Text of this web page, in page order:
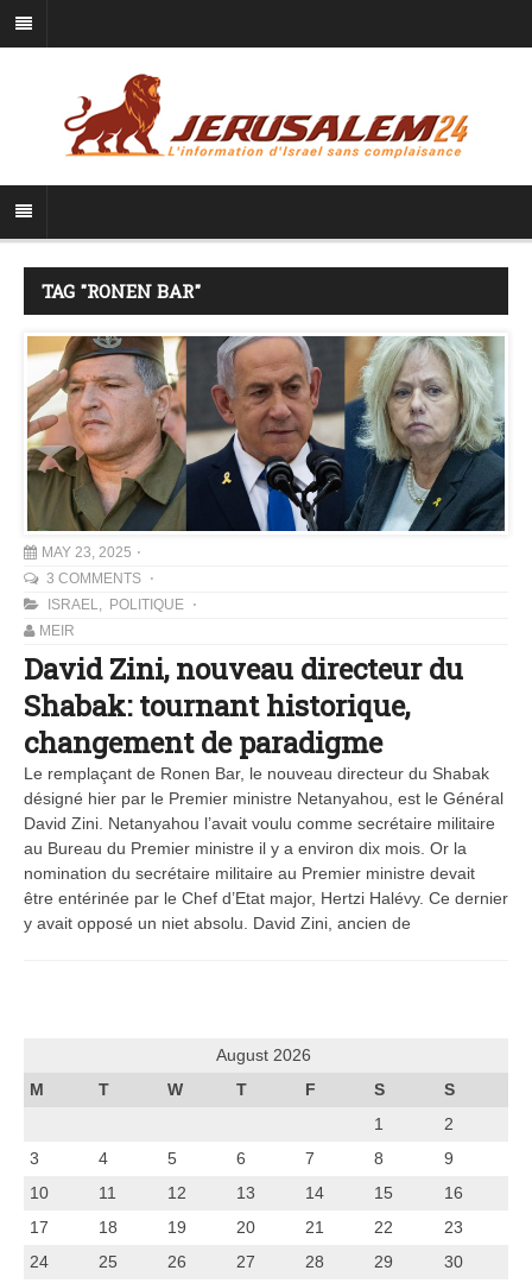
TAG "RONEN BAR"
MAY 23, 2025
3 COMMENTS
ISRAEL, POLITIQUE
MEIR
David Zini, nouveau directeur du
Shabak: tournant historique,
changement de paradigme
Le remplaçant de Ronen Bar, le nouveau directeur du Shabak
désigné hier par le Premier ministre Netanyahou, est le Général
David Zini. Netanyahou l’avait voulu comme secrétaire militaire
au Bureau du Premier ministre il y a environ dix mois. Or la
nomination du secrétaire militaire au Premier ministre devait
être entérinée par le Chef d’Etat major, Hertzi Halévy. Ce dernier
y avait opposé un niet absolu. David Zini, ancien de
August 2026
M
T W T F S
S
1
2
3
4 5 6 7 8
9
10
11 12 13 14 15
16
17
18 19 20 21 22
23
24
25 26 27 28 29
30